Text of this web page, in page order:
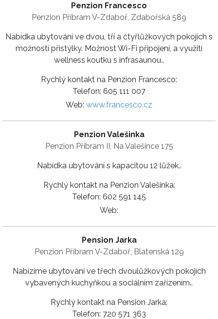
Penzion Francesco
Penzion Příbram V-Zdaboř, Zdabořská 589
Nabídka ubytování ve dvou, tří a čtyřlůžkových pokojích s
možností přistýlky. Možnost Wi-Fi připojení, a využití
wellness koutku s infrasaunou..
Rychlý kontakt na Penzion Francesco:
Telefon: 605 111 007
Web: www.francesco.cz
Penzion Valešinka
Penzion Příbram II, Na Valešince 175
Nabídka ubytování s kapacitou 12 lůžek..
Rychlý kontakt na Penzion Valešinka:
Telefon: 602 591 145
Web:
Pension Jarka
Penzion Příbram V-Zdaboř, Blatenská 129
Nabízíme ubytování ve třech dvoulůžkových pokojích
vybavených kuchyňkou a sociálním zařízením..
Rychlý kontakt na Pension Jarka:
Telefon: 720 571 363